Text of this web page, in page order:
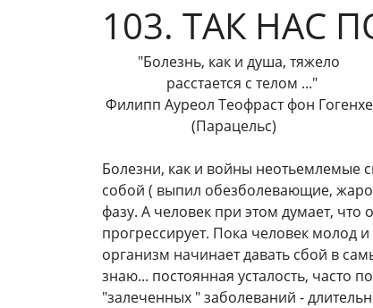
103. ТАК НАС
"Болезнь, как и душа, тяжело
расстается с телом ..."
Филипп Ауреол Теофраст фон
(Парацельс)
Болезни, как и войны неотьемлемые
собой ( выпил обезболевающие,
фазу. А человек при этом думает,
прогрессирует. Пока человек молод
организм начинает давать сбой в
знаю... постоянная усталость, часто
"залеченных " заболеваний -